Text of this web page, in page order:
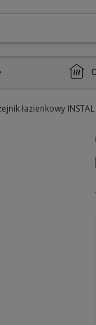
łazienkowy